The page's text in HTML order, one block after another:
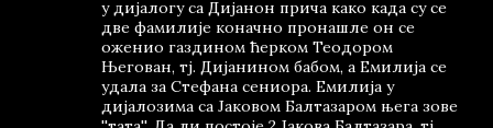
у дијалогу са Дијанон прича како када су се
две фамилије коначно пронашле он се
оженио газдином ћерком Теодором
Његован, тј. Дијанином бабом, а Емилија се
удала за Стефана сениора. Емилија у
дијалозима са Јаковом Балтазаром њега зове